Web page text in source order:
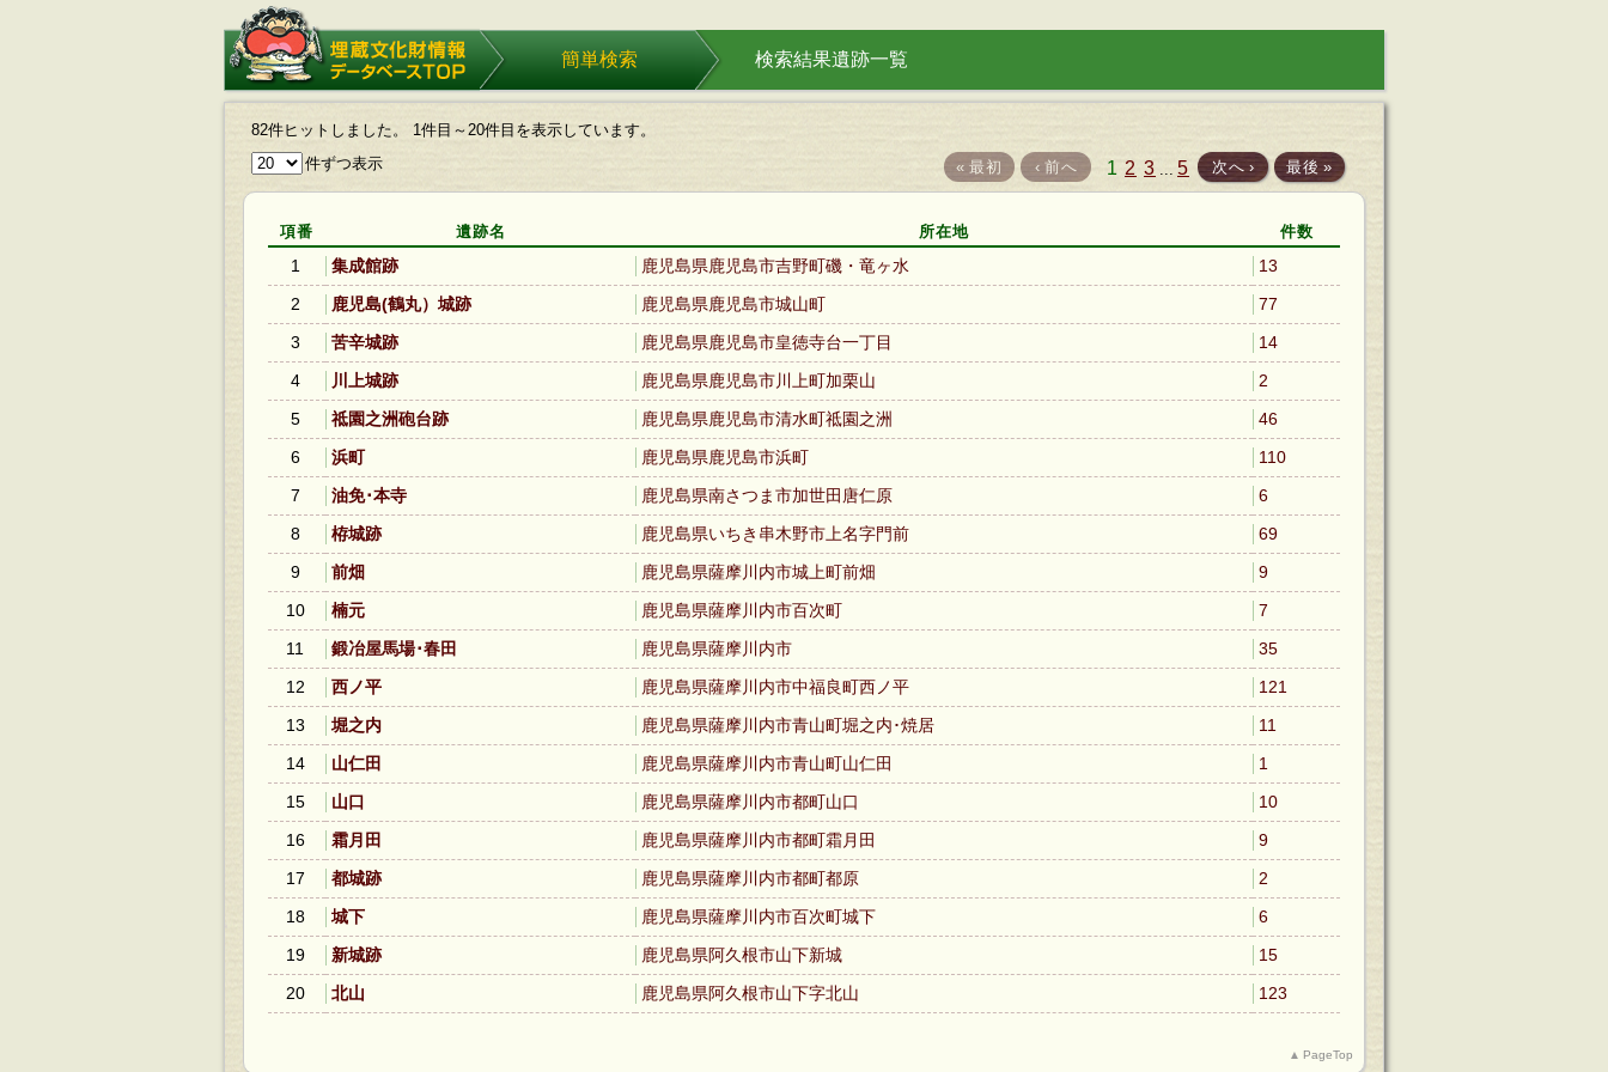
埋蔵文化財情報データベース
TOP
簡単検索 検索結果遺跡一覧
82件ヒットしました。 1件目～20件目を表示しています。
件ずつ表示
最後 »
次へ ›
1 2 3 ... 5
‹ 前へ
« 最初
項番 遺跡名 所在地 件数
1 集成館跡 鹿児島県鹿児島市吉野町磯・竜ヶ水
13
2
鹿児島(鶴丸）城跡 鹿児島県鹿児島市城山町
77
3
苦辛城跡 鹿児島県鹿児島市皇徳寺台一丁目
14
4
川上城跡 鹿児島県鹿児島市川上町加栗山
2
5
祗園之洲砲台跡 鹿児島県鹿児島市清水町祗園之洲
46
6
浜町 鹿児島県鹿児島市浜町
110
7
油免･本寺 鹿児島県南さつま市加世田唐仁原
6
8
栫城跡 鹿児島県いちき串木野市上名字門前
69
9
前畑 鹿児島県薩摩川内市城上町前畑
9
10
楠元 鹿児島県薩摩川内市百次町
7
11
鍛冶屋馬場･春田 鹿児島県薩摩川内市
35
12
西ノ平 鹿児島県薩摩川内市中福良町西ノ平
121
13
堀之内 鹿児島県薩摩川内市青山町堀之内･焼居
11
14
山仁田 鹿児島県薩摩川内市青山町山仁田
1
15
山口 鹿児島県薩摩川内市都町山口
10
16
霜月田 鹿児島県薩摩川内市都町霜月田
9
17
都城跡 鹿児島県薩摩川内市都町都原
2
18
城下 鹿児島県薩摩川内市百次町城下
6
19
新城跡 鹿児島県阿久根市山下新城
15
20
北山 鹿児島県阿久根市山下字北山 123
▲ PageTop